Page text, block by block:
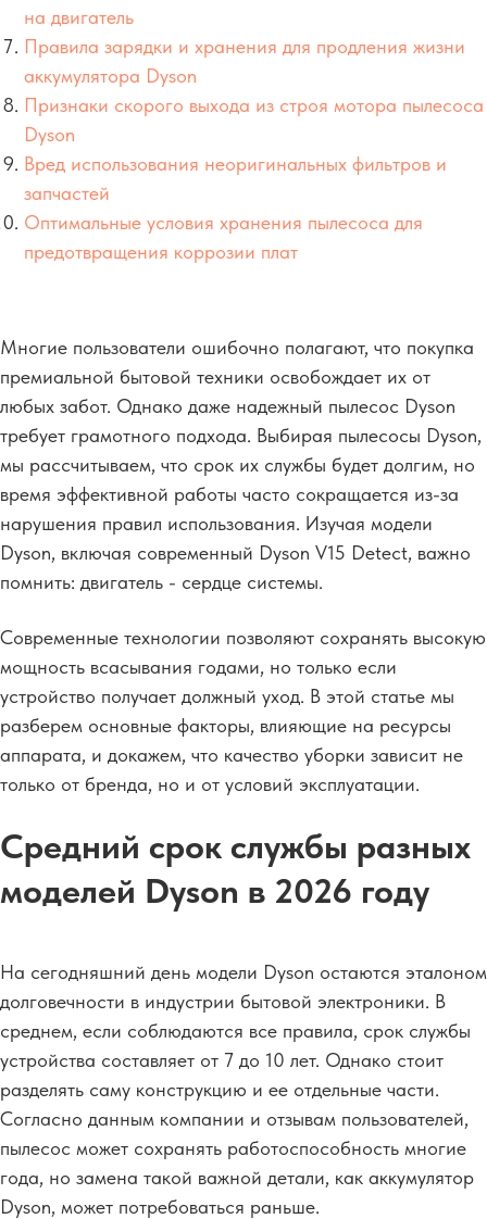
на двигатель
Правила зарядки и хранения для продления жизни
аккумулятора Dyson
Признаки скорого выхода из строя мотора пылесоса
Dyson
Вред использования неоригинальных фильтров и
запчастей
Оптимальные условия хранения пылесоса для
предотвращения коррозии плат
Многие пользователи ошибочно полагают, что покупка
премиальной бытовой техники освобождает их от
любых забот. Однако даже надежный пылесос Dyson
требует грамотного подхода. Выбирая пылесосы Dyson,
мы рассчитываем, что срок их службы будет долгим, но
время эффективной работы часто сокращается из-за
нарушения правил использования. Изучая модели
Dyson, включая современный Dyson V15 Detect, важно
помнить: двигатель - сердце системы.
Современные технологии позволяют сохранять высокую
мощность всасывания годами, но только если
устройство получает должный уход. В этой статье мы
разберем основные факторы, влияющие на ресурсы
аппарата, и докажем, что качество уборки зависит не
только от бренда, но и от условий эксплуатации.
Средний срок службы разных
моделей Dyson в 2026 году
На сегодняшний день модели Dyson остаются эталоном
долговечности в индустрии бытовой электроники. В
среднем, если соблюдаются все правила, срок службы
устройства составляет от 7 до 10 лет. Однако стоит
разделять саму конструкцию и ее отдельные части.
Согласно данным компании и отзывам пользователей,
пылесос может сохранять работоспособность многие
года, но замена такой важной детали, как аккумулятор
Dyson, может потребоваться раньше.